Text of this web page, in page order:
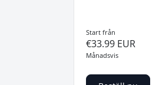
Start från
€33.99 EUR
Månadsvis